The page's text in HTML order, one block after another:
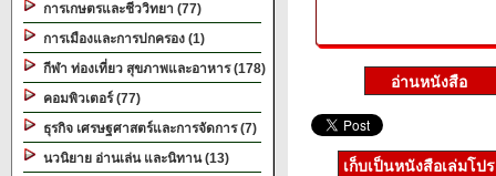
การเกษตรและชีววิทยา (77)
การเมืองและการปกครอง (1)
กีฬา ท่องเที่ยว สุขภาพและอาหาร (178)
คอมพิวเตอร์ (77)
ธุรกิจ เศรษฐศาสตร์และการจัดการ (7)
นวนิยาย อ่านเล่น และนิทาน (13)
เก็บเป็นหนังสือเล่มโป